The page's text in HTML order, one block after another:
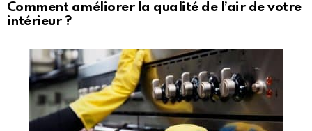
Comment améliorer la qualité de l’air de votre
intérieur ?